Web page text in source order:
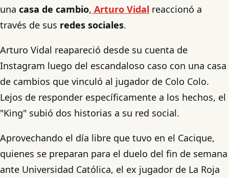
una casa de cambio, Arturo Vidal reaccionó a
través de sus redes sociales.
Arturo Vidal reapareció desde su cuenta de
Instagram luego del escandaloso caso con una casa
de cambios que vinculó al jugador de Colo Colo.
Lejos de responder específicamente a los hechos, el
"King" subió dos historias a su red social.
Aprovechando el día libre que tuvo en el Cacique,
quienes se preparan para el duelo del fin de semana
ante Universidad Católica, el ex jugador de La Roja